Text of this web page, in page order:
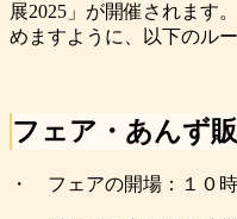
展2025」が開催されます
めますように、以下のル
フェア・あんず
・ フェアの開場：１０